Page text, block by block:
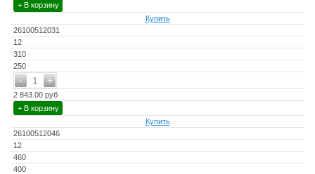
+ В корзину
Купить
26100512031
12
310
250
+
- 1
2 843.00 руб
+ В корзину
Купить
26100512046
12
460
400